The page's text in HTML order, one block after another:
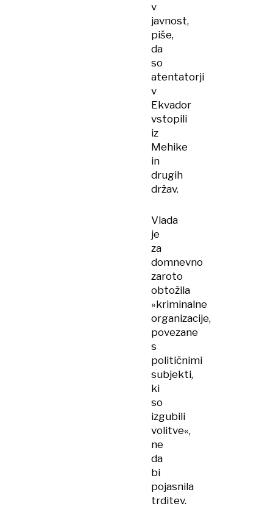
v
javnost,
piše,
da
so
atentatorji
v
Ekvador
vstopili
iz
Mehike
in
drugih
držav.
Vlada
je
za
domnevno
zaroto
obtožila
»kriminalne
organizacije,
povezane
s
političnimi
subjekti,
ki
so
izgubili
volitve«,
ne
da
bi
pojasnila
trditev.